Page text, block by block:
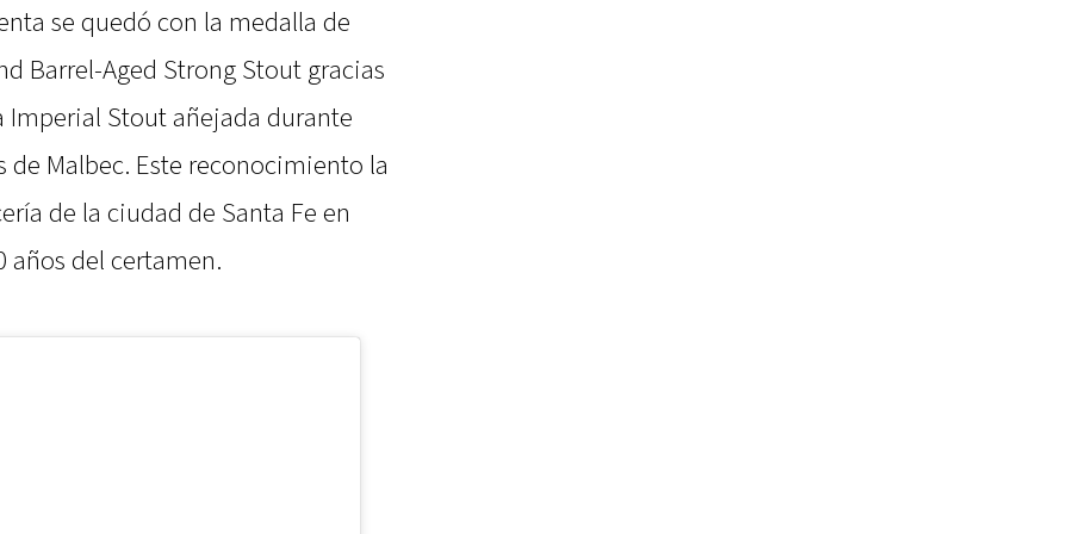
se quedó con la medalla de
Barrel-Aged Strong Stout gracias
Imperial Stout añejada durante
Malbec. Este reconocimiento la
de la ciudad de Santa Fe en
años del certamen.